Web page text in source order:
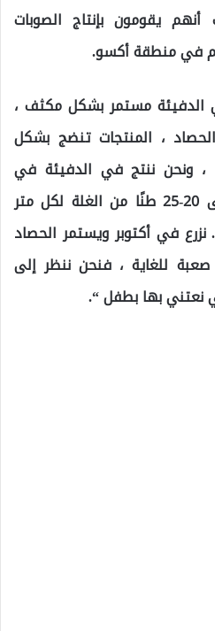
يقومون بإنتاج الصوبات
الدفيئة مستمر بشكل مكثف ،
، المنتجات تنضج بشكل
، ونحن ننتج في الدفيئة في
الصيف والشتاء. نحصل على 20-25 طنًا من الغلة لكل متر
في أكتوبر ويستمر الحصاد
للغاية ، فنحن ننظر إلى
نعتني بها بطفل “.